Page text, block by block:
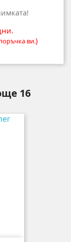
ви.)
16